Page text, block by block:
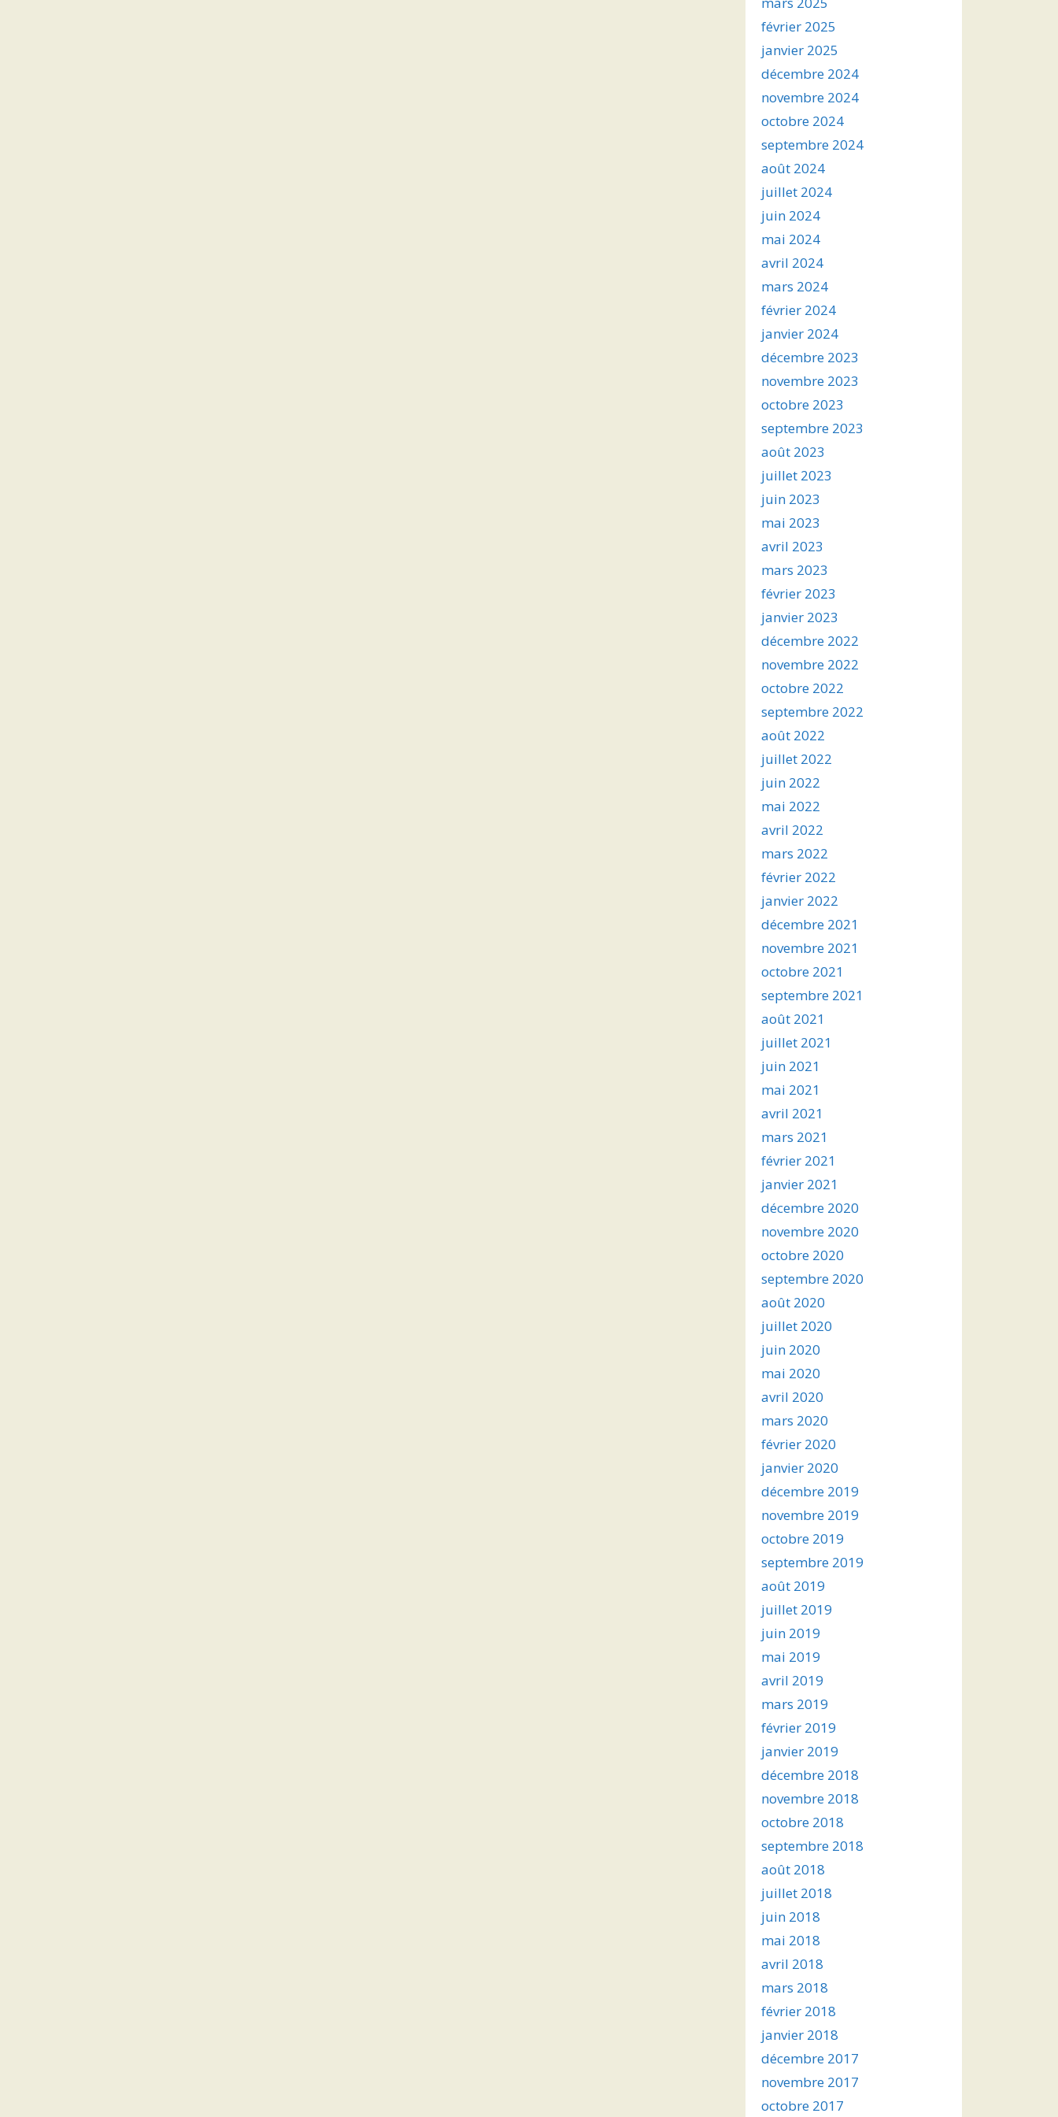
février 2025
janvier 2025
décembre 2024
novembre 2024
octobre 2024
septembre 2024
août 2024
juillet 2024
juin 2024
mai 2024
avril 2024
mars 2024
février 2024
janvier 2024
décembre 2023
novembre 2023
octobre 2023
septembre 2023
août 2023
juillet 2023
juin 2023
mai 2023
avril 2023
mars 2023
février 2023
janvier 2023
décembre 2022
novembre 2022
octobre 2022
septembre 2022
août 2022
juillet 2022
juin 2022
mai 2022
avril 2022
mars 2022
février 2022
janvier 2022
décembre 2021
novembre 2021
octobre 2021
septembre 2021
août 2021
juillet 2021
juin 2021
mai 2021
avril 2021
mars 2021
février 2021
janvier 2021
décembre 2020
novembre 2020
octobre 2020
septembre 2020
août 2020
juillet 2020
juin 2020
mai 2020
avril 2020
mars 2020
février 2020
janvier 2020
décembre 2019
novembre 2019
octobre 2019
septembre 2019
août 2019
juillet 2019
juin 2019
mai 2019
avril 2019
mars 2019
février 2019
janvier 2019
décembre 2018
novembre 2018
octobre 2018
septembre 2018
août 2018
juillet 2018
juin 2018
mai 2018
avril 2018
mars 2018
février 2018
janvier 2018
décembre 2017
novembre 2017
octobre 2017